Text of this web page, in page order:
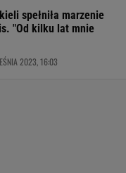
spełniła marzenie
"Od kilku lat mnie
2023, 16:03